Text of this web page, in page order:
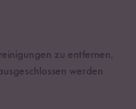
zu entfernen,
werden